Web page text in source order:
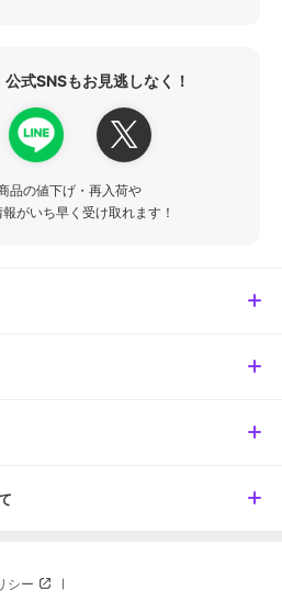
式SNSもお見逃しなく！
品の値下げ・再入荷や
がいち早く受け取れます！
シー